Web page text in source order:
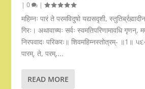
|0 |
महिम्नः पारं ते परमविदुषो यद्यसदृशी,
गिरः। अथावाच्यः सर्वः स्वमतिपरिणामावधि गृणन्,
निरपवादः परिकरः॥ शिवमहिम्नस्तोत्रम्-
पारम्, ते, परम्,...
READ MORE